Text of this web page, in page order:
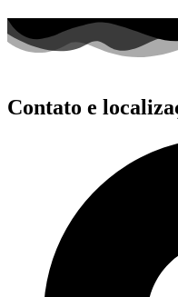
Contato e